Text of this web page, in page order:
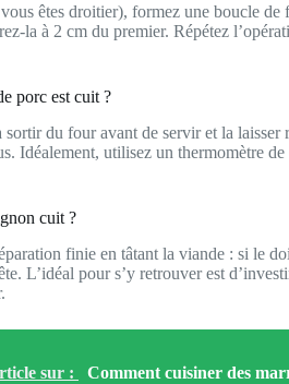
êtes droitier), formez une boucle
la à 2 cm du premier. Répétez
porc est cuit ?
du four avant de servir et la
Idéalement, utilisez un thermomètre
cuit ?
finie en tâtant la viande : si le
L’idéal pour s’y retrouver est
sur : Comment cuisiner des